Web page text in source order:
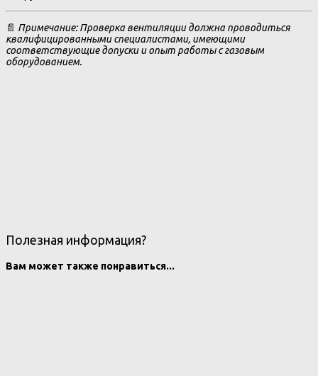
📄 Примечание: Проверка вентиляции должна проводиться
квалифицированными специалистами, имеющими
соответствующие допуски и опыт работы с газовым
оборудованием.
Полезная информация?
Вам может также понравиться...